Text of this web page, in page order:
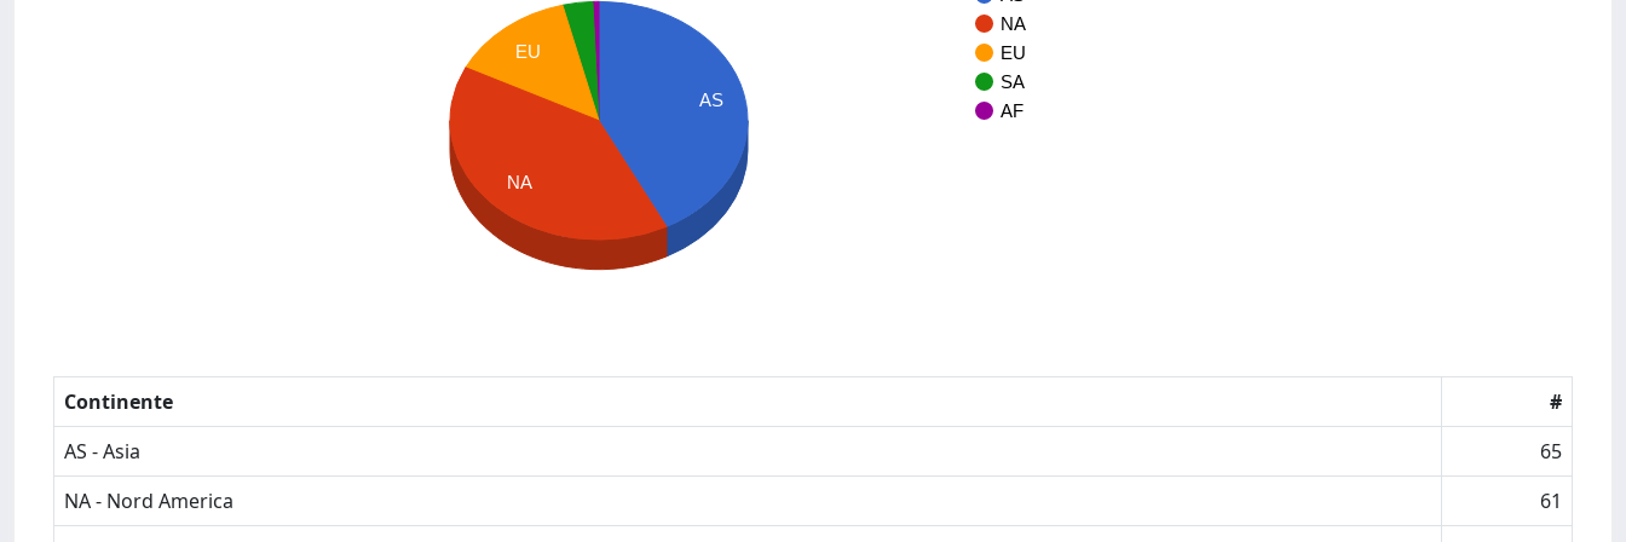
NA
EU
SA
AF
AS
EU
NA
Continente
#
AS - Asia
65
NA - Nord America
61